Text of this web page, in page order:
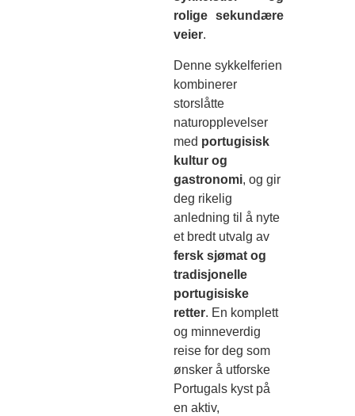
rolige sekundære
veier.
Denne sykkelferien
kombinerer
storslåtte
naturopplevelser
med portugisisk
kultur og
gastronomi, og gir
deg rikelig
anledning til å nyte
et bredt utvalg av
fersk sjømat og
tradisjonelle
portugisiske
retter. En komplett
og minneverdig
reise for deg som
ønsker å utforske
Portugals kyst på
en aktiv,